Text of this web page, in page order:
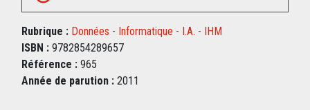
Rubrique : Données - Informatique - I.A. - IHM
ISBN : 9782854289657
Référence : 965
Année de parution : 2011